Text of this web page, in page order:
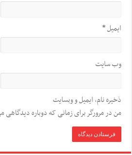
ایمیل*
وب‌ سایت
ذخیره نام، ایمیل و وبسایت
من در مرورگر برای زمانی که دوباره دیدگاهی